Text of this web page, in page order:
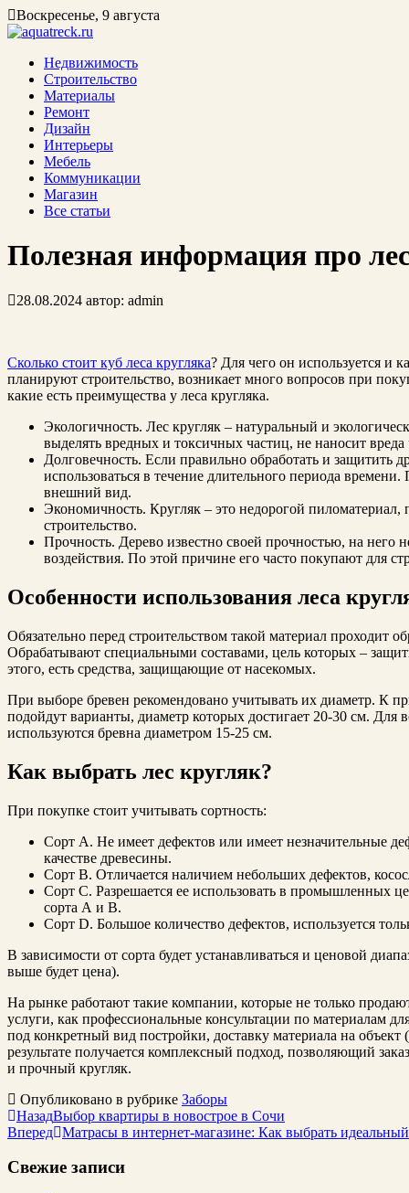
Воскресенье, 9 августа
Недвижимость
Строительство
Материалы
Ремонт
Дизайн
Интерьеры
Мебель
Коммуникации
Магазин
Все статьи
Полезная информация про
28.08.2024 автор: admin
Сколько стоит куб леса кругляка? Для чего он используется и
планируют строительство, возникает много вопросов при
какие есть преимущества у леса кругляка.
Экологичность. Лес кругляк – натуральный и
выделять вредных и токсичных частиц, не наносит вреда
Долговечность. Если правильно обработать и защитить
использоваться в течение длительного периода
внешний вид.
Экономичность. Кругляк – это недорогой
строительство.
Прочность. Дерево известно своей прочностью, на него
воздействия. По этой причине его часто покупают для
Особенности использования леса
Обязательно перед строительством такой материал проходит
Обрабатывают специальными составами, цель которых –
этого, есть средства, защищающие от насекомых.
При выборе бревен рекомендовано учитывать их диаметр. К
подойдут варианты, диаметр которых достигает 20-30 см. Для
используются бревна диаметром 15-25 см.
Как выбрать лес кругляк?
При покупке стоит учитывать сортность:
Сорт А. Не имеет дефектов или имеет незначительные
качестве древесины.
Сорт В. Отличается наличием небольших дефектов,
Сорт С. Разрешается ее использовать в промышленных
сорта А и В.
Сорт D. Большое количество дефектов, используется
В зависимости от сорта будет устанавливаться и ценовой
выше будет цена).
На рынке работают такие компании, которые не только
услуги, как профессиональные консультации по материалам
под конкретный вид постройки, доставку материала на
результате получается комплексный подход, позволяющий
и прочный кругляк.
Опубликовано в рубрике Заборы
НазадВыбор квартиры в новострое в Сочи
Вперед Матрасы в интернет-магазине: Как выбрать
Свежие записи